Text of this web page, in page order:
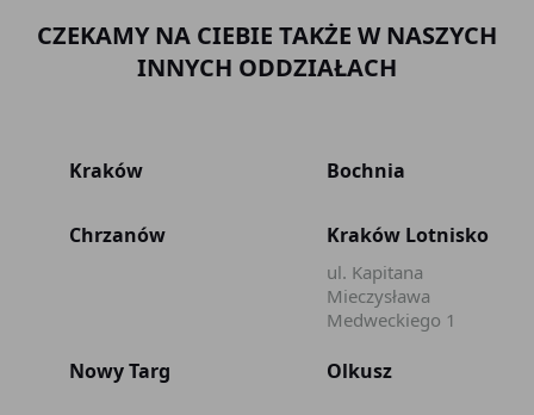
CZEKAMY NA CIEBIE TAKŻE W NASZYCH
INNYCH ODDZIAŁACH
Kraków Bochnia
Chrzanów Kraków Lotnisko
ul. Kapitana
Mieczysława
Medweckiego 1
Nowy Targ Olkusz